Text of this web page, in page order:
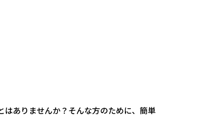
ありませんか？そんな方のために、簡単